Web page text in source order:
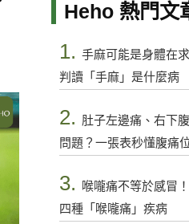
Heho 熱門文
1. 手麻可能是身體在
判讀「手麻」是什麼病
2. 肚子左邊痛、右下
問題？一張表秒懂腹痛
3.
喉嚨痛不等於感冒
四種「喉嚨痛」疾病